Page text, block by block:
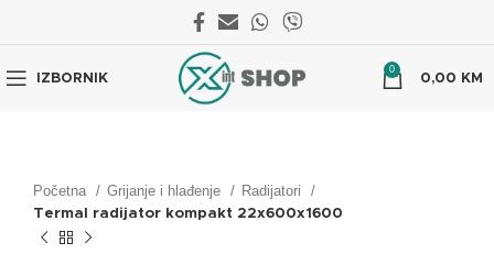
IZBORNIK
0
0,00 KM
Početna Grijanje i hlađenje Radijatori
Termal radijator kompakt 22x600x1600